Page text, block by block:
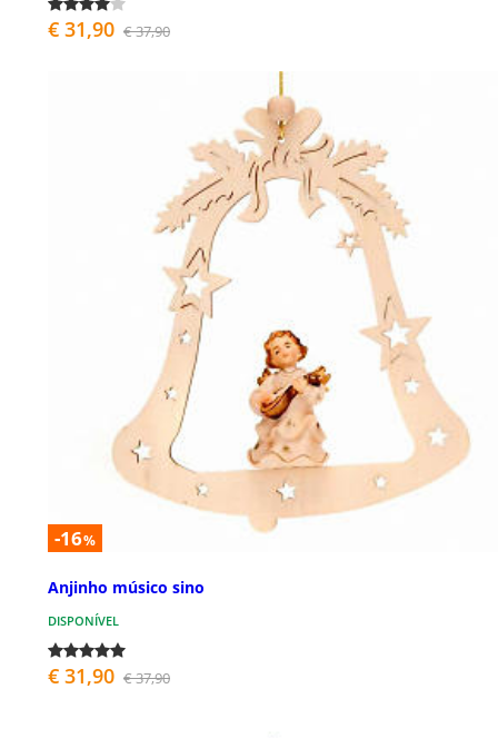
€ 31,90 € 37,90
-16%
Anjinho músico sino
DISPONÍVEL
€ 31,90 € 37,90